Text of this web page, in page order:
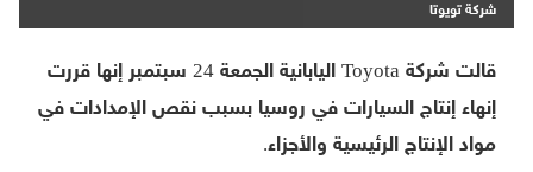
شركة تويوتا
قالت شركة Toyota اليابانية الجمعة 24 سبتمبر إنها قررت
إنهاء إنتاج السيارات في روسيا بسبب نقص الإمدادات في
مواد الإنتاج الرئيسية والأجزاء.